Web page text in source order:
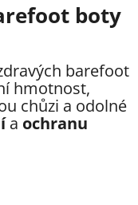
boty
barefoot
hmotnost,
chůzi a odolné
a ochranu